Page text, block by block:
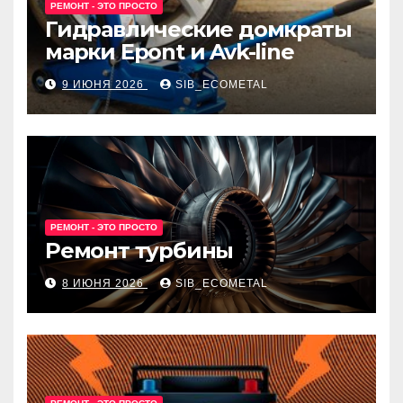
РЕМОНТ - ЭТО ПРОСТО
Гидравлические домкраты
марки Epont и Avk-line
9 ИЮНЯ 2026 SIB_ECOMETAL
РЕМОНТ - ЭТО ПРОСТО
Ремонт турбины
8 ИЮНЯ 2026 SIB_ECOMETAL